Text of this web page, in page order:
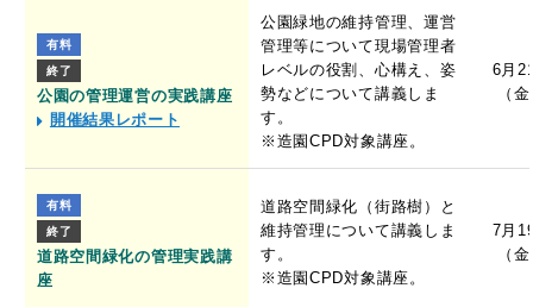
有料
終了
公園の管理運営の実践講座
開催結果レポート
公園緑地の維持管理、運営
管理等について現場管理者
レベルの役割、心構え、姿
勢などについて講義しま
す。
※造園CPD対象講座。
6月
（
有料
終了
道路空間緑化の管理実践講
座
道路空間緑化（街路樹）と
維持管理について講義しま
す。
※造園CPD対象講座。
7月
（